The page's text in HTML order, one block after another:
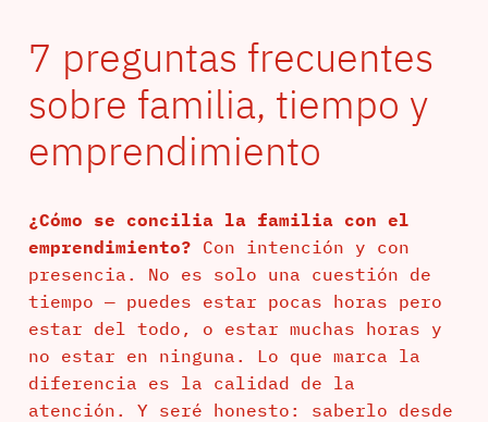
7 preguntas frecuentes
sobre familia, tiempo y
emprendimiento
¿Cómo se concilia la familia con el
emprendimiento? Con intención y con
presencia. No es solo una cuestión de
tiempo — puedes estar pocas horas pero
estar del todo, o estar muchas horas y
no estar en ninguna. Lo que marca la
diferencia es la calidad de la
atención. Y seré honesto: saberlo desde